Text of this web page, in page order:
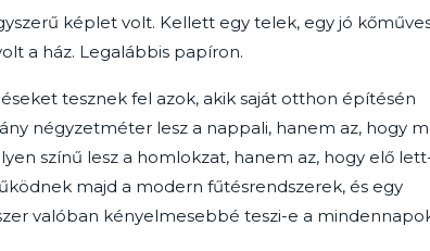
képlet volt. Kellett egy telek, egy jó
a ház. Legalábbis papíron.
tesznek fel azok, akik saját otthon építésén
négyzetméter lesz a nappali, hanem az, hogy
színű lesz a homlokzat, hanem az, hogy elő
majd a modern fűtésrendszerek, és egy
valóban kényelmesebbé teszi-e a